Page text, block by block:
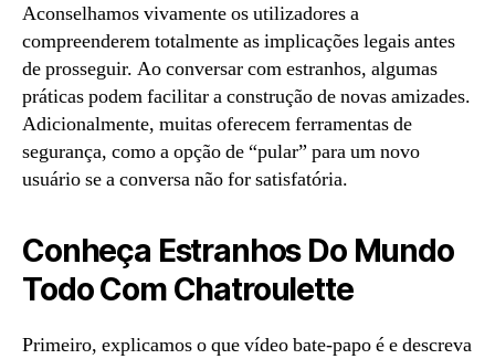
Aconselhamos vivamente os utilizadores a
compreenderem totalmente as implicações legais antes
de prosseguir. Ao conversar com estranhos, algumas
práticas podem facilitar a construção de novas amizades.
Adicionalmente, muitas oferecem ferramentas de
segurança, como a opção de “pular” para um novo
usuário se a conversa não for satisfatória.
Conheça Estranhos Do Mundo
Todo Com Chatroulette
Primeiro, explicamos o que vídeo bate-papo é e descreva